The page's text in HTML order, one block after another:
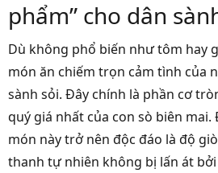
phẩm” cho dân
Dù không phổ biến như tôm hay
món ăn chiếm trọn cảm tình của
sành sỏi. Đây chính là phần cơ
quý giá nhất của con sò biên
món này trở nên độc đáo là độ
thanh tự nhiên không bị lấn át bởi